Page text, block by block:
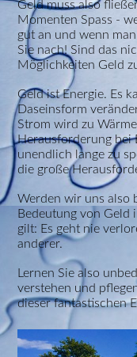
Geld muss also
Momenten Spass -
gut an und wenn
Sie nach! Sind das
Möglichkeiten Geld
Geld ist Energie. Es
Daseinsform
Strom wird zu
Herausforderung bei
unendlich lange zu
die große
Werden wir uns also
Bedeutung von Geld
gilt: Es geht nie
anderer.
Lernen Sie also
verstehen und
dieser fantastischen